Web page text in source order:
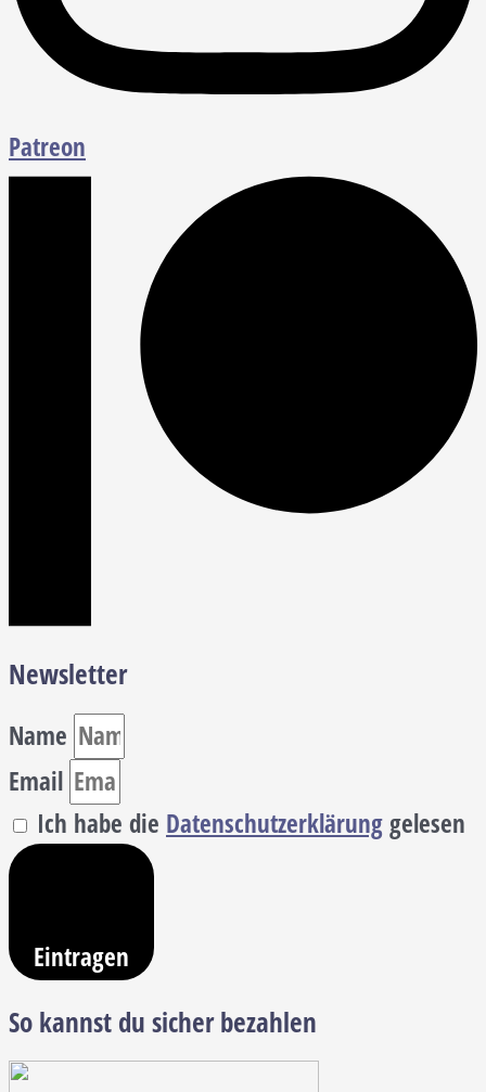
Patreon
Newsletter
Name
Email
Ich habe die Datenschutzerklärunggelesen
Eintragen
So kannst du sicher bezahlen